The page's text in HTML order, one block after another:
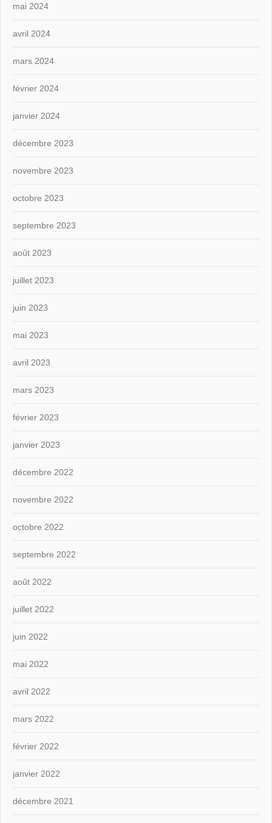
mai 2024
avril 2024
mars 2024
février 2024
janvier 2024
décembre 2023
novembre 2023
octobre 2023
septembre 2023
août 2023
juillet 2023
juin 2023
mai 2023
avril 2023
mars 2023
février 2023
janvier 2023
décembre 2022
novembre 2022
octobre 2022
septembre 2022
août 2022
juillet 2022
juin 2022
mai 2022
avril 2022
mars 2022
février 2022
janvier 2022
décembre 2021